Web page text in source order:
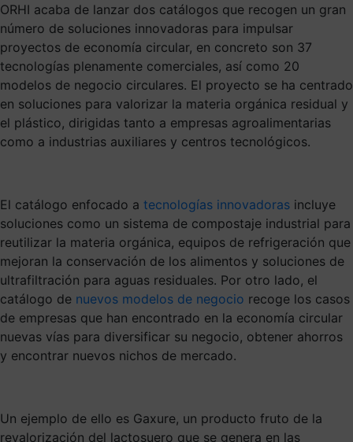
ORHI acaba de lanzar dos catálogos que recogen un gran
número de soluciones innovadoras para impulsar
proyectos de economía circular, en concreto son 37
tecnologías plenamente comerciales, así como 20
modelos de negocio circulares. El proyecto se ha centrado
en soluciones para valorizar la materia orgánica residual y
el plástico, dirigidas tanto a empresas agroalimentarias
como a industrias auxiliares y centros tecnológicos.
El catálogo enfocado a tecnologías innovadoras incluye
soluciones como un sistema de compostaje industrial para
reutilizar la materia orgánica, equipos de refrigeración que
mejoran la conservación de los alimentos y soluciones de
ultrafiltración para aguas residuales. Por otro lado, el
catálogo de nuevos modelos de negocio recoge los casos
de empresas que han encontrado en la economía circular
nuevas vías para diversificar su negocio, obtener ahorros
y encontrar nuevos nichos de mercado.
Un ejemplo de ello es Gaxure, un producto fruto de la
revalorización del lactosuero que se genera en las